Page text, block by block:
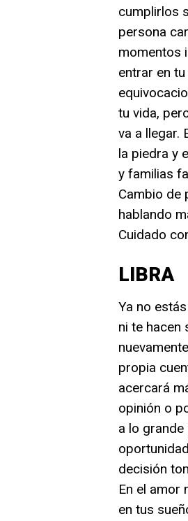
cumplirlos
persona
momentos
entrar en
tu vida,
va a llegar.
la piedra y
y familias
Cambio de
hablando
Cuidado
LIBRA
Ya no
ni te hacen
propia
acercará
opinión o
a lo
decisión
En el amor
en tus